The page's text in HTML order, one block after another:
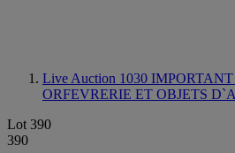
Live Auction 1030
ORFEVRERIE ET OBJETS
Lot 390
390